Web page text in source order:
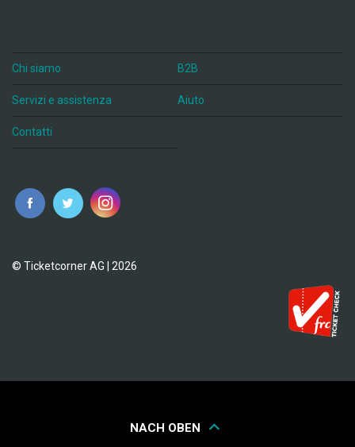
Chi siamo B2B
Servizi e assistenza Aiuto
Contatti
© Ticketcorner AG | 2026
NACH OBEN